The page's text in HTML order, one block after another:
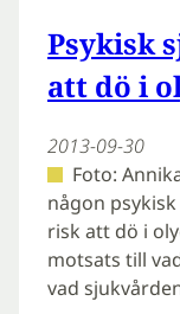
Psykisk
att dö i
2013-09-30
Foto:
någon
risk att dö i
motsats till
vad